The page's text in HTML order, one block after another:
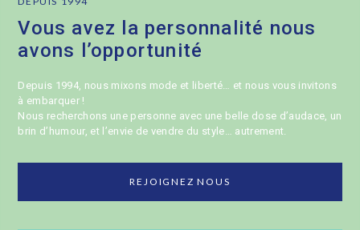
Vous avez la personnalité nous
avons l’opportunité
Depuis 1994, nous mixons mode et liberté… et nous vous invitons
à embarquer !
Nous recherchons une personne avec une belle dose d’audace, un
brin d’humour, et l’envie de vendre du style… autrement.
REJOIGNEZ NOUS